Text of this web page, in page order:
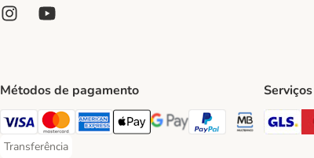
Métodos de pagamento
Visa Payment Method
Mastercard Payment Method
American Express Payment Method
Apple Pay Payment Method
Google Pay Payment Method
PayPal Payment Method
Multibanco
Transferência
Transferência Payment Method